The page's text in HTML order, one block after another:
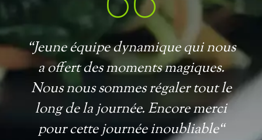
“Jeune équipe dynamique qui nous
a offert des moments magiques.
Nous nous sommes régaler tout le
long de la journée. Encore merci
pour cette journée inoubliable“